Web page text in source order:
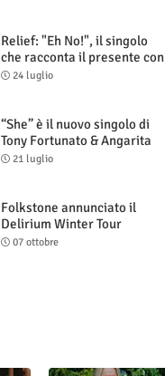
Relief: "Eh No!", il singolo
che racconta il presente con
ironia e autenticità
24 luglio
“She” è il nuovo singolo di
Tony Fortunato & Angarita
21 luglio
Folkstone annunciato il
Delirium Winter Tour
(Special Edition)
07 ottobre